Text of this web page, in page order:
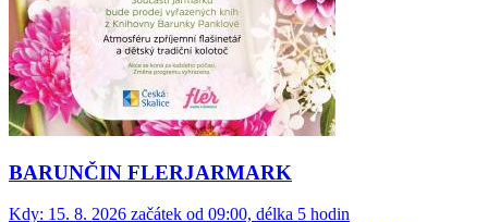
BARUNČIN FLERJARMARK
Kdy: 15. 8. 2026 začátek od 09:00, délka 5 hodin